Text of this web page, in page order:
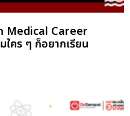
Medical Career
ใคร ๆ ก็อยากเรียน